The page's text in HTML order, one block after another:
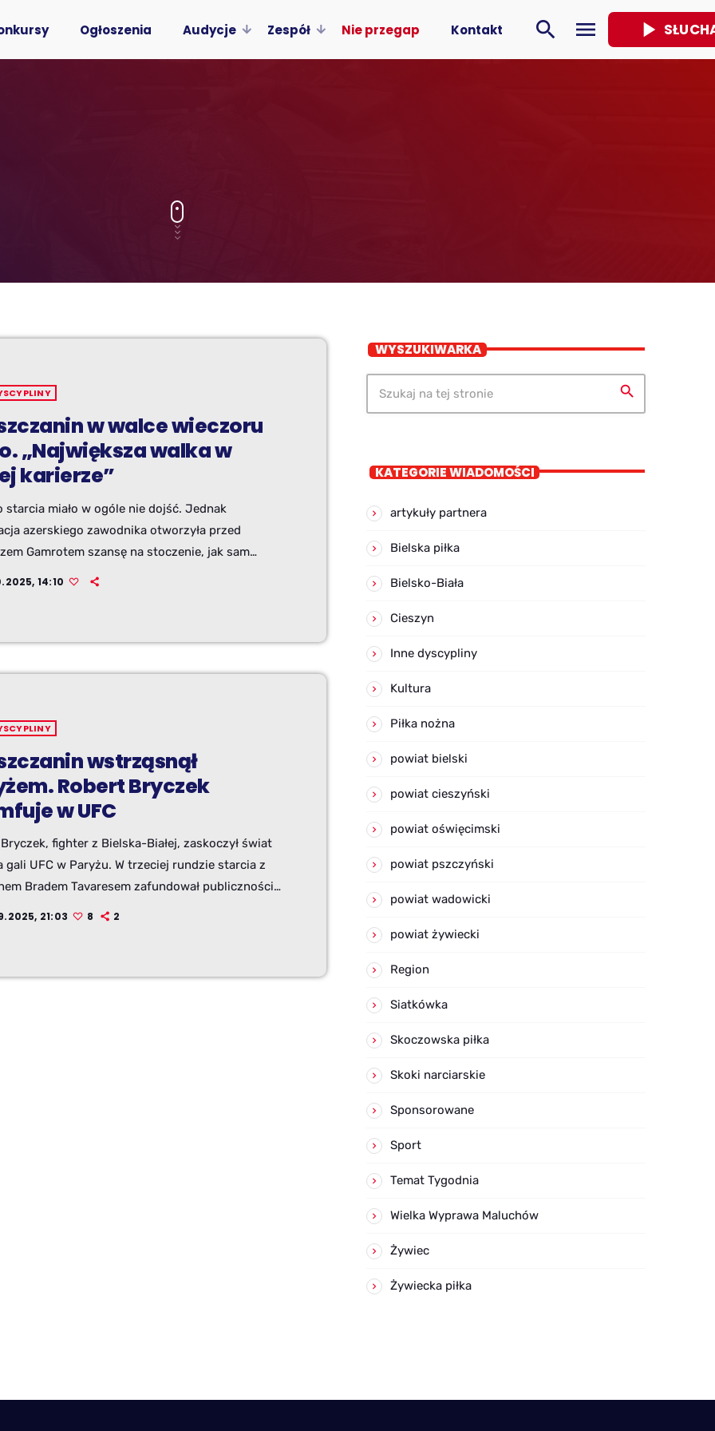
Ogłoszenia Audycje Zespół Nie przegap Kontakt search menu play_arrow
w walce wieczoru
„Największa walka w
karierze”
starcia miało w ogóle nie dojść. Jednak
azerskiego zawodnika otworzyła przed
Gamrotem szansę na stoczenie, jak sam
najważniejszego boju w jego dotychczasowej
14:10
wstrząsnął
Robert Bryczek
w UFC
fighter z Bielska-Białej, zaskoczył świat
gali UFC w Paryżu. W trzeciej rundzie starcia z
Bradem Tavaresem zafundował publiczności
który długo jeszcze będzie komentowany – i to
21:03 8 2
WYSZUKIWARKA
search
KATEGORIE WIADOMOŚCI
artykuły partnera
Bielska piłka
Bielsko-Biała
Cieszyn
Inne dyscypliny
Kultura
Piłka nożna
powiat bielski
powiat cieszyński
powiat oświęcimski
powiat pszczyński
powiat wadowicki
powiat żywiecki
Region
Siatkówka
Skoczowska piłka
Skoki narciarskie
Sponsorowane
Sport
Temat Tygodnia
Wielka Wyprawa Maluchów
Żywiec
Żywiecka piłka